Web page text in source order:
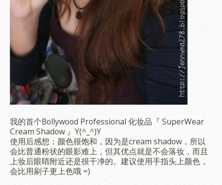
我的首个Bollywood Professional 化妆品『 SuperWear
Cream Shadow 』Y(^_^)Y
使用后感想：颜色很饱和，因为是cream shadow，所以
会比普通粉状的眼影难上，但其优点就是不会落妆，而且
上妆后眼睛附近还是很干净的。建议使用手指头上颜色，
会比用刷子更上色哦 =)